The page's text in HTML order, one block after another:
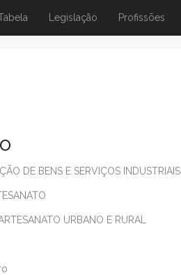
Legislação Profissões
DE BENS E SERVIÇOS INDUSTRIAIS
URBANO E RURAL